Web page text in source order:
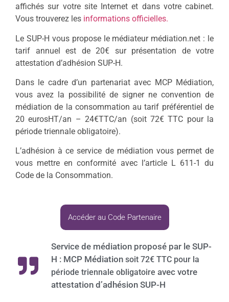
affichés sur votre site Internet et dans votre cabinet.
Vous trouverez les informations officielles.
Le SUP-H vous propose le médiateur médiation.net : le
tarif annuel est de 20€ sur présentation de votre
attestation d’adhésion SUP-H.
Dans le cadre d’un partenariat avec MCP Médiation,
vous avez la possibilité de signer ne convention de
médiation de la consommation au tarif préférentiel de
20 eurosHT/an – 24€TTC/an (soit 72€ TTC pour la
période triennale obligatoire).
L’adhésion à ce service de médiation vous permet de
vous mettre en conformité avec l’article L 611-1 du
Code de la Consommation.
Accéder au Code Partenaire
Service de médiation proposé par le SUP-
H : MCP Médiation soit 72€ TTC pour la
période triennale obligatoire avec votre
attestation d’adhésion SUP-H